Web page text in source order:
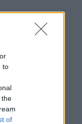
to
the
of